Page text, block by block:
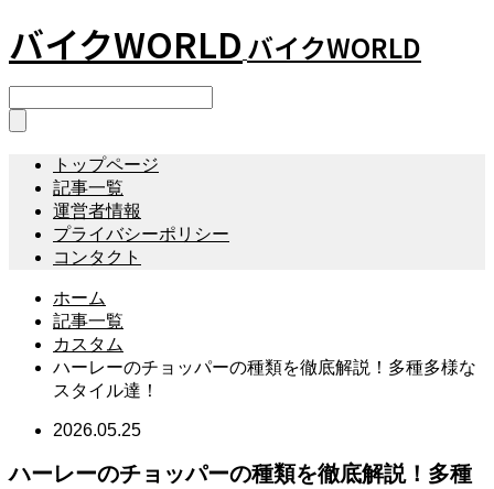
バイクWORLD バイクWORLD
トップページ
記事一覧
運営者情報
プライバシーポリシー
コンタクト
ホーム
記事一覧
カスタム
ハーレーのチョッパーの種類を徹底解説！多種多様な
スタイル達！
2026.05.25
ハーレーのチョッパーの種類を徹底解説！多種